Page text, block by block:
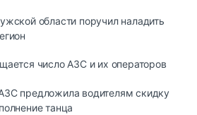
области поручил наладить
число АЗС и их операторов
предложила водителям скидку
танца